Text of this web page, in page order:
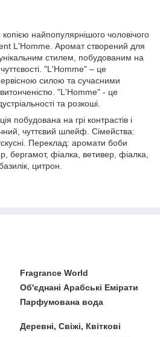
найпопулярнішого чоловічого
L'Homme. Аромат створений для
стилем, побудованим на
чуттєвості. "L'Homme" – це
силою та сучасними
"L'Homme" - це
та розкоші.
побудована на грі контрастів і
чуттєвий шлейф. Сімейства:
Переклад: аромати боби
бергамот, фіалка, ветивер, фіалка,
цитрон.
Fragrance World
Об'єднані Арабські Емірати
Парфумована вода
Деревні, Свіжі, Квіткові